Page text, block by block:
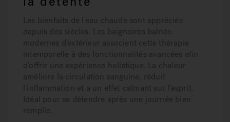
Les bienfaits de l'eau chaude sont appréciés
depuis des siècles. Les baignoires balnéo
modernes d’extérieur associent cette thérapie
intemporelle à des fonctionnalités avancées afin
d’offrir une expérience holistique. La chaleur
améliore la circulation sanguine, réduit
l'inflammation et a un effet calmant sur l’esprit.
Idéal pour se détendre après une journée bien
remplie.